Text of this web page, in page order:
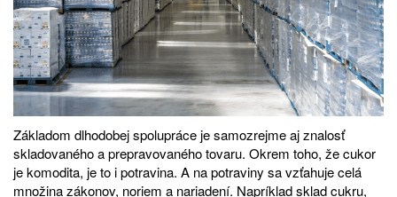
Základom dlhodobej spolupráce je samozrejme aj znalosť
skladovaného a prepravovaného tovaru. Okrem toho, že cukor
je komodita, je to i potravina. A na potraviny sa vzťahuje celá
množina zákonov, noriem a nariadení. Napríklad sklad cukru,